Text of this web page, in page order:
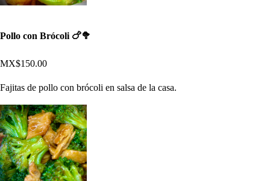
Pollo con Brócoli 🍗🥦
MX$150.00
Fajitas de pollo con brócoli en salsa de la casa.